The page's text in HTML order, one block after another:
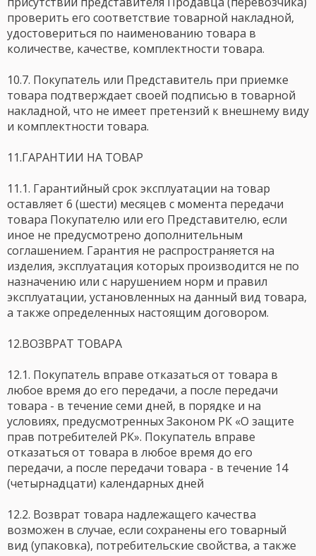
проверить его соответствие товарной накладной,
удостовериться по наименованию товара в
количестве, качестве, комплектности товара.
10.7. Покупатель или Представитель при приемке
товара подтверждает своей подписью в товарной
накладной, что не имеет претензий к внешнему виду
и комплектности товара.
11.ГАРАНТИИ НА ТОВАР
11.1. Гарантийный срок эксплуатации на товар
оставляет 6 (шести) месяцев с момента передачи
товара Покупателю или его Представителю, если
иное не предусмотрено дополнительным
соглашением. Гарантия не распространяется на
изделия, эксплуатация которых производится не по
назначению или с нарушением норм и правил
эксплуатации, установленных на данный вид товара,
а также определенных настоящим договором.
12.ВОЗВРАТ ТОВАРА
12.1. Покупатель вправе отказаться от товара в
любое время до его передачи, а после передачи
товара - в течение семи дней, в порядке и на
условиях, предусмотренных Законом РК «О защите
прав потребителей РК». Покупатель вправе
отказаться от товара в любое время до его
передачи, а после передачи товара - в течение 14
(четырнадцати) календарных дней
12.2. Возврат товара надлежащего качества
возможен в случае, если сохранены его товарный
вид (упаковка), потребительские свойства, а также